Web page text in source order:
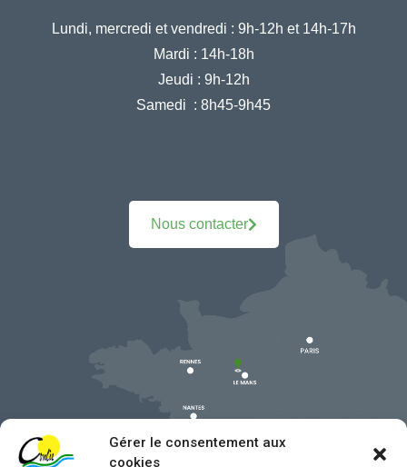
Gérer le consentement aux
cookies
Lundi, mercredi et vendredi : 9h-12h et 14h-17h
Mardi : 14h-18h
Jeudi : 9h-12h
Samedi : 8h45-9h45
Nous contacter